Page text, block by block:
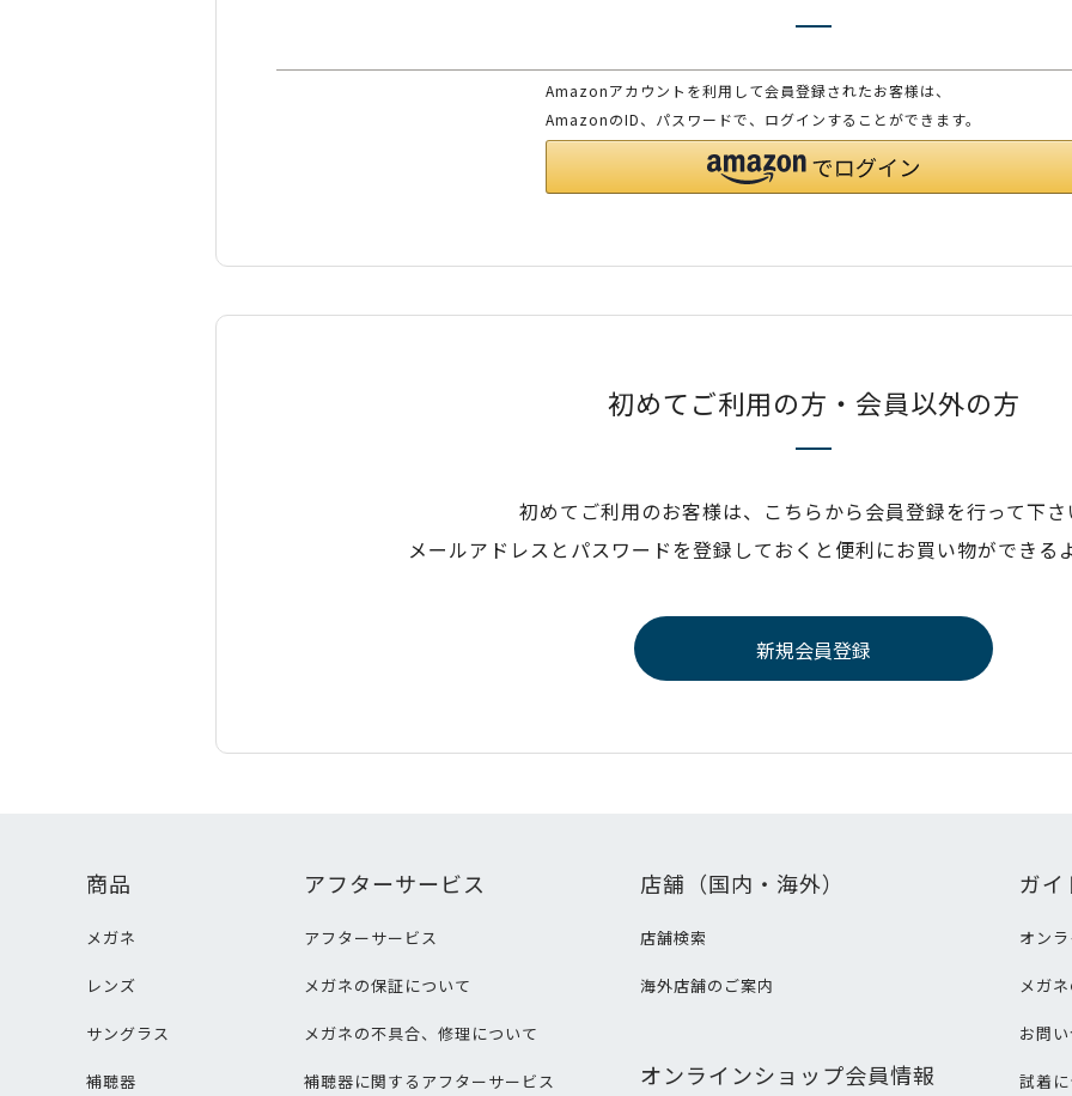
Amazonアカウントを利用して会員登録されたお客様は、
AmazonのID、パスワードで、ログインすることができます。
初めてご利用の方・会員以外の方
初めてご利用のお客様は、こちらから会員登録を行って下
メールアドレスとパスワードを登録しておくと便利にお買い物ができる
商品
メガネ
レンズ
サングラス
補聴器
アフターサービス
アフターサービス
メガネの保証について
メガネの不具合、修理について
補聴器に関するアフターサービス
店舗（国内・海外）
店舗検索
海外店舗のご案内
オンラインショップ会員情報
ガイ
オン
メガ
お問
試着